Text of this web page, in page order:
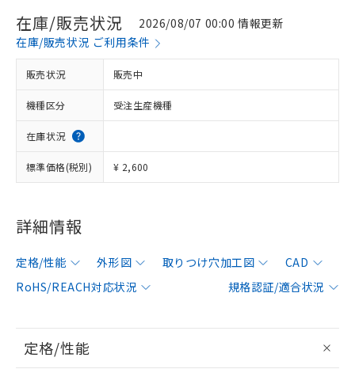
在庫/販売状況
2026/08/07 00:00 情報更新
在庫/販売状況 ご利用条件
販売状況 販売中
機種区分 受注生産機種
在庫状況
標準価格(税別) ¥ 2,600
詳細情報
定格/性能 外形図 取りつけ穴加工図
CAD
RoHS/REACH対応状況
規格認証/適合状況
定格/性能